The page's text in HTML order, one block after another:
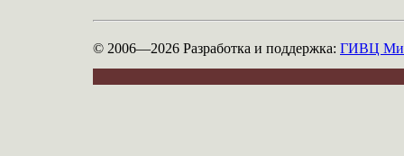
© 2006—2026 Разработка и поддержка: ГИВЦ